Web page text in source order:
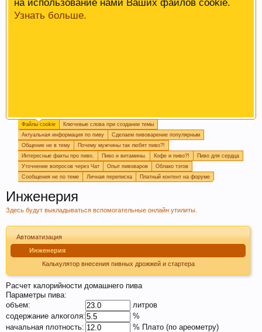
на использование нами Ваших файлов cookie.
Узнать больше.
Огромная просьба, при создании новой темы
прописывайте ключевые слова, которые
отражают смысл темы. Это поможет быстро
находить информацию на форуме. Спасибо!
Пишите вподписьили вкалендарь варок
пиво у вас сейчас готовится, так легче дать
четкий ответ или совет.
Файлы cookie
Ключевые слова при создании темы
Актуальная информация по пиву
Сделаем пивоварение популярным
Общение не в тему
Почему мужчины так любят пиво?!
Интересные факты про пиво.
Пиво и витамины. Кофе и пиво?!
Пиво для сердца
Уточнение вопросов через Чат
Опыт пивоваров
Облако тэгов
Сообщения не по теме
Личная переписка Платный контент на форуме
Инженерия
Здесь будут выкладываться вспомогательные онлайн утилиты.
Автоматизация
Инженерия
Калькулятор внесения пивных дрожжей и стартера
Расчет калорийности домашнего пива
Параметры пива:
объем:
литров
содержание алкоголя:
%
начальная плотность:
% Плато (по ареометру)